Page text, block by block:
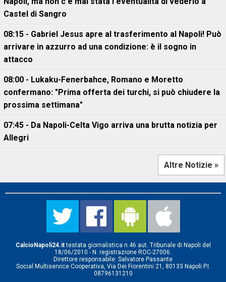
Castel di Sangro
08:15 - Gabriel Jesus apre al trasferimento al Napoli! Può
arrivare in azzurro ad una condizione: è il sogno in
attacco
08:00 - Lukaku-Fenerbahce, Romano e Moretto
confermano: "Prima offerta dei turchi, si può chiudere la
prossima settimana"
07:45 - Da Napoli-Celta Vigo arriva una brutta notizia per
Allegri
Altre Notizie »
CalcioNapoli24.ittestata giornalistica n.46 aut. Tribunale di Napoli del
18/06/2010 - N. registrazione ROC-27006.
Direttore responsabile: Salvatore Passante
Social Multiservice Cooperativa, Via Dei Fiorentini 21, 80133 Napoli P.I.
08796131210